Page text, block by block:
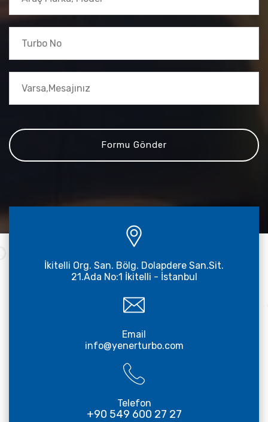
İkitelli Org. San. Bölg. Dolapdere San.Sit.
21.Ada No:1 İkitelli - İstanbul
Email
info@yenerturbo.com
Telefon
+90 549 600 27 27